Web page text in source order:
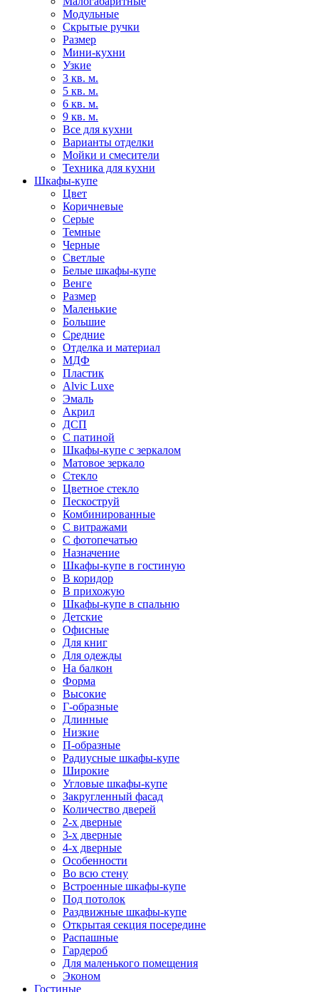
Модульные
Скрытые ручки
Размер
Мини-кухни
Узкие
3 кв. м.
5 кв. м.
6 кв. м.
9 кв. м.
Все для кухни
Варианты отделки
Мойки и смесители
Техника для кухни
Шкафы-купе
Цвет
Коричневые
Серые
Темные
Черные
Светлые
Белые шкафы-купе
Венге
Размер
Маленькие
Большие
Средние
Отделка и материал
МДФ
Пластик
Alvic Luxe
Эмаль
Акрил
ДСП
С патиной
Шкафы-купе с зеркалом
Матовое зеркало
Стекло
Цветное стекло
Пескоструй
Комбинированные
С витражами
С фотопечатью
Назначение
Шкафы-купе в гостиную
В коридор
В прихожую
Шкафы-купе в спальню
Детские
Офисные
Для книг
Для одежды
На балкон
Форма
Высокие
Г-образные
Длинные
Низкие
П-образные
Радиусные шкафы-купе
Широкие
Угловые шкафы-купе
Закругленный фасад
Количество дверей
2-х дверные
3-х дверные
4-х дверные
Особенности
Во всю стену
Встроенные шкафы-купе
Под потолок
Раздвижные шкафы-купе
Открытая секция посередине
Распашные
Гардероб
Для маленького помещения
Эконом
Гостиные